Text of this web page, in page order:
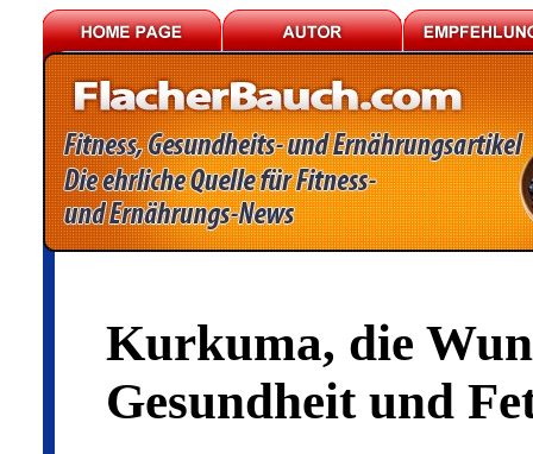
Kurkuma, die
Gesundheit und